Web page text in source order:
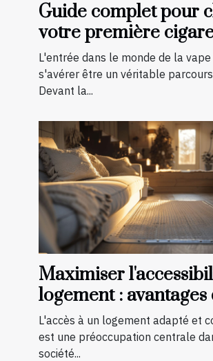
Guide complet pour
votre première
électronique
L'entrée dans le monde de la
s'avérer être un véritable
Devant la...
Maximiser
logement : avantages
aménagements
L'accès à un logement adapté et
est une préoccupation centrale
société...